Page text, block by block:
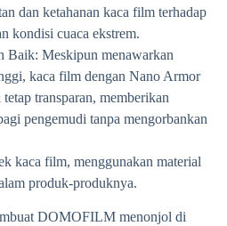
dan ketahanan kaca film terhadap
kondisi cuaca ekstrem.
Baik: Meskipun menawarkan
kaca film dengan Nano Armor
transparan, memberikan
pengemudi tanpa mengorbankan
kaca film, menggunakan material
produk-produknya.
DOMOFILM menonjol di